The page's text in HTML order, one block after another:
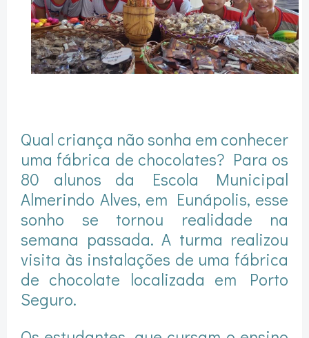
Qual criança não sonha em conhecer
uma fábrica de chocolates? Para os
80 alunos da Escola Municipal
Almerindo Alves, em Eunápolis, esse
sonho se tornou realidade na
semana passada. A turma realizou
visita às instalações de uma fábrica
de chocolate localizada em Porto
Seguro.